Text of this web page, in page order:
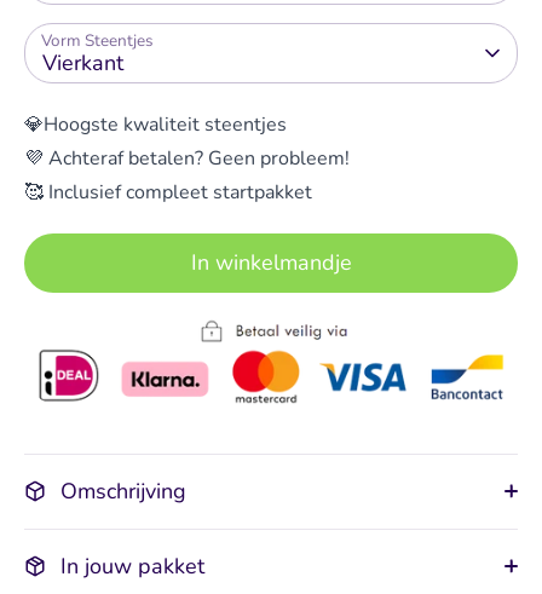
Vorm Steentjes
Vierkant
💎Hoogste kwaliteit steentjes
💜 Achteraf betalen? Geen probleem!
🥰 Inclusief compleet startpakket
In winkelmandje
Omschrijving
In jouw pakket